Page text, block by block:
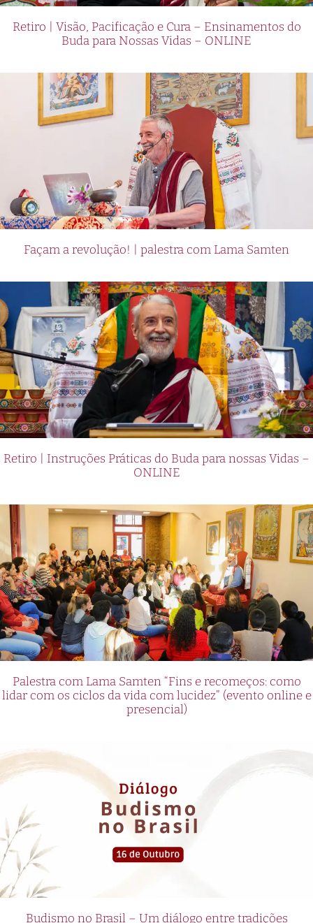
Retiro | Visão, Pacificação e Cura – Ensinamentos do
Buda para Nossas Vidas – ONLINE
Façam a revolução! | palestra com Lama Samten
Retiro | Instruções Práticas do Buda para nossas Vidas –
ONLINE
Palestra com Lama Samten “Fins e recomeços: como
lidar com os ciclos da vida com lucidez” (evento online e
presencial)
Budismo no Brasil – Um diálogo entre tradições